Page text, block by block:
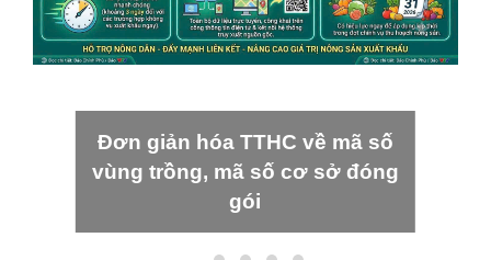
Đơn giản hóa TTHC về mã số
vùng trồng, mã số cơ sở đóng
gói